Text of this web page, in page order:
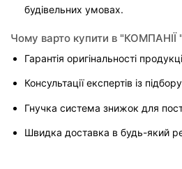
будівельних умовах.
Чому варто купити в "КОМПАНІЇ
Гарантія оригінальності
Консультації експертів із
Гнучка система знижок для
Швидка доставка в будь-який